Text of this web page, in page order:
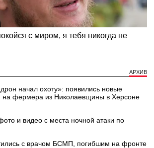
АРХИВ
начал охоту»: появились новые
на фермера из Николаевщины в Херсоне
и видео с места ночной атаки по
с врачом БСМП, погибшим на фронте